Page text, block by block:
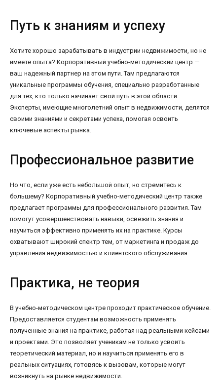
Путь к знаниям и успеху
Хотите хорошо зарабатывать в индустрии недвижимости, но не
имеете опыта? Корпоративный учебно-методический центр —
ваш надежный партнер на этом пути. Там предлагаются
уникальные программы обучения, специально разработанные
для тех, кто только начинает свой путь в этой области.
Эксперты, имеющие многолетний опыт в недвижимости, делятся
своими знаниями и секретами успеха, помогая освоить
ключевые аспекты рынка.
Профессиональное развитие
Но что, если уже есть небольшой опыт, но стремитесь к
большему? Корпоративный учебно-методический центр также
предлагает программы для профессионального развития. Там
помогут усовершенствовать навыки, освежить знания и
научиться эффективно применять их на практике. Курсы
охватывают широкий спектр тем, от маркетинга и продаж до
управления недвижимостью и клиентского обслуживания.
Практика, не теория
В учебно-методическом центре проходит практическое обучение.
Предоставляется студентам возможность применять
полученные знания на практике, работая над реальными кейсами
и проектами. Это позволяет ученикам не только усвоить
теоретический материал, но и научиться применять его в
реальных ситуациях, готовясь к вызовам, которые могут
возникнуть на рынке недвижимости.